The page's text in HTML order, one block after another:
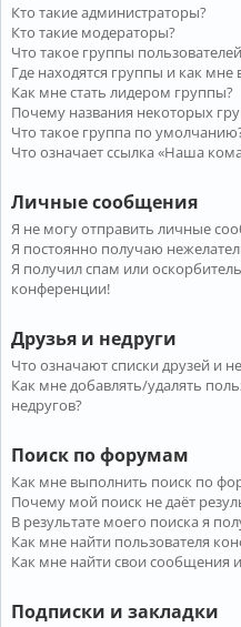
Кто такие администраторы?
Кто такие модераторы?
Что такое группы
Где находятся группы и как мне
Как мне стать лидером группы?
Почему названия некоторых
Что такое группа по
Что означает ссылка «Наша
Личные сообщения
Я не могу отправить личные
Я постоянно получаю
Я получил спам или
конференции!
Друзья и недруги
Что означают списки друзей и
Как мне добавлять/удалять
недругов?
Поиск по форумам
Как мне выполнить поиск по
Почему мой поиск не даёт
В результате моего поиска я
Как мне найти пользователя
Как мне найти свои сообщения
Подписки и закладки